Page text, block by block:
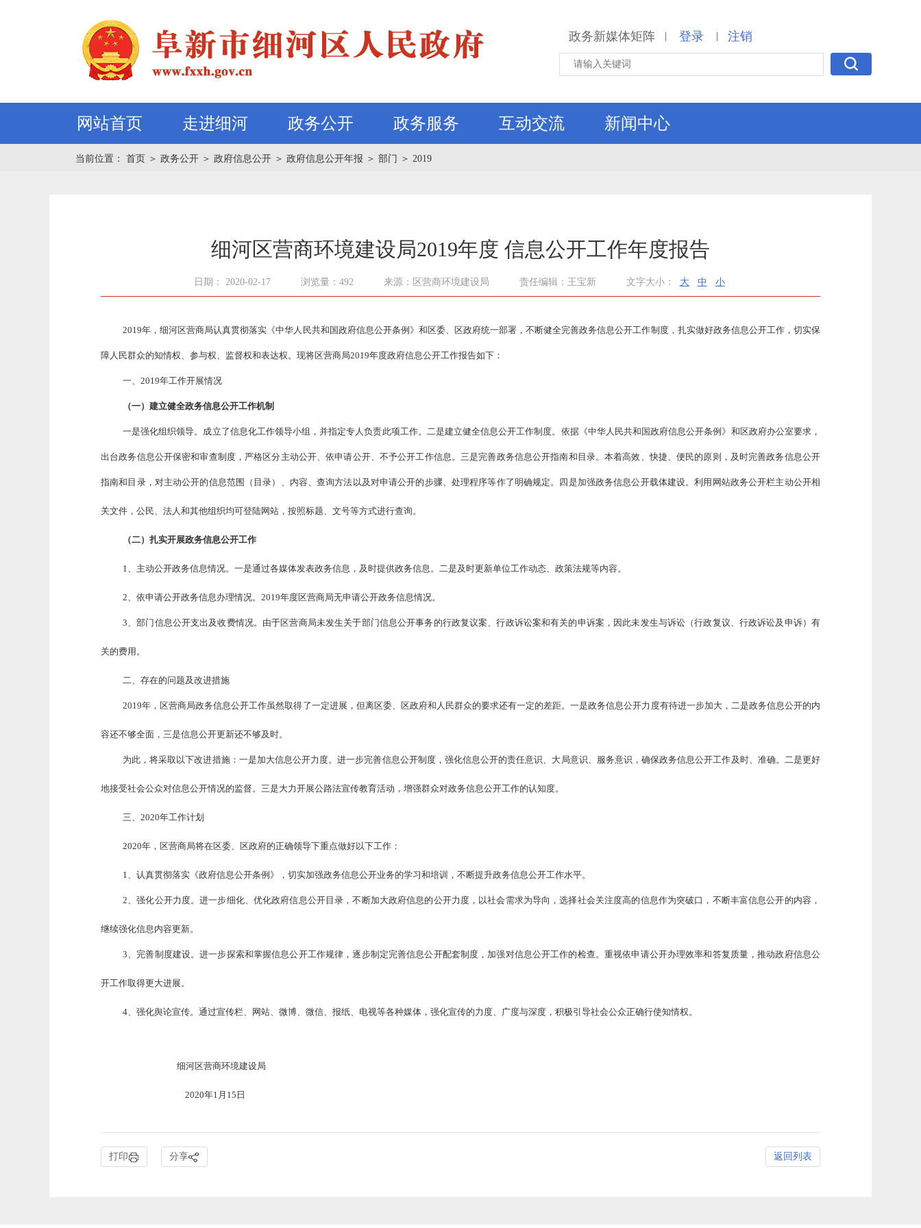
政务新媒体矩阵 | 登录 | 注销
网站首页 走进细河 政务公开 政务服务 互动交流 新闻中心
当前位置： 首页 ＞ 政务公开 ＞ 政府信息公开 ＞ 政府信息公开年报 ＞ 部门 ＞ 2019
细河区营商环境建设局2019年度 信息公开工作年度报告
日期： 2020-02-17 浏览量：492 来源：区营商环境建设局 责任编辑：王宝新 文字大小： 大 中 小
2019年，细河区营商局认真贯彻落实《中华人民共和国政府信息公开条例》和区委、区政府统一部署，不断健全完善政务信息公开工作制度，扎实做好政务信息公开工作，切实保
障人民群众的知情权、参与权、监督权和表达权。现将区营商局2019年度政府信息公开工作报告如下：
一、2019年工作开展情况
（一）建立健全政务信息公开工作机制
一是强化组织领导。成立了信息化工作领导小组，并指定专人负责此项工作。二是建立健全信息公开工作制度。依据《中华人民共和国政府信息公开条例》和区政府办公室要求，
出台政务信息公开保密和审查制度，严格区分主动公开、依申请公开、不予公开工作信息。三是完善政务信息公开指南和目录。本着高效、快捷、便民的原则，及时完善政务信息公开
指南和目录，对主动公开的信息范围（目录）、内容、查询方法以及对申请公开的步骤、处理程序等作了明确规定。四是加强政务信息公开载体建设。利用网站政务公开栏主动公开相
关文件，公民、法人和其他组织均可登陆网站，按照标题、文号等方式进行查询。
（二）扎实开展政务信息公开工作
1、主动公开政务信息情况。一是通过各媒体发表政务信息，及时提供政务信息。二是及时更新单位工作动态、政策法规等内容。
2、依申请公开政务信息办理情况。2019年度区营商局无申请公开政务信息情况。
3、部门信息公开支出及收费情况。由于区营商局未发生关于部门信息公开事务的行政复议案、行政诉讼案和有关的申诉案，因此未发生与诉讼（行政复议、行政诉讼及申诉）有
关的费用。
二、存在的问题及改进措施
2019年，区营商局政务信息公开工作虽然取得了一定进展，但离区委、区政府和人民群众的要求还有一定的差距。一是政务信息公开力度有待进一步加大，二是政务信息公开的内
容还不够全面，三是信息公开更新还不够及时。
为此，将采取以下改进措施：一是加大信息公开力度。进一步完善信息公开制度，强化信息公开的责任意识、大局意识、服务意识，确保政务信息公开工作及时、准确。二是更好
地接受社会公众对信息公开情况的监督。三是大力开展公路法宣传教育活动，增强群众对政务信息公开工作的认知度。
三、2020年工作计划
2020年，区营商局将在区委、区政府的正确领导下重点做好以下工作：
1、认真贯彻落实《政府信息公开条例》，切实加强政务信息公开业务的学习和培训，不断提升政务信息公开工作水平。
2、强化公开力度。进一步细化、优化政府信息公开目录，不断加大政府信息的公开力度，以社会需求为导向，选择社会关注度高的信息作为突破口，不断丰富信息公开的内容，
继续强化信息内容更新。
3、完善制度建设。进一步探索和掌握信息公开工作规律，逐步制定完善信息公开配套制度，加强对信息公开工作的检查。重视依申请公开办理效率和答复质量，推动政府信息公
开工作取得更大进展。
4、强化舆论宣传。通过宣传栏、网站、微博、微信、报纸、电视等各种媒体，强化宣传的力度、广度与深度，积极引导社会公众正确行使知情权。
细河区营商环境建设局
2020年1月15日
打印 分享 返回列表